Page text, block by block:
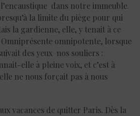
dans notre immeuble.
la limite du piège pour qui
la gardienne, elle, y tenait à ce
omnipotente, lorsque
des yeux nos souliers :
elle à pleine voix, et c’est à
ne nous forçait pas à nous
vacances de quitter Paris. Dès la